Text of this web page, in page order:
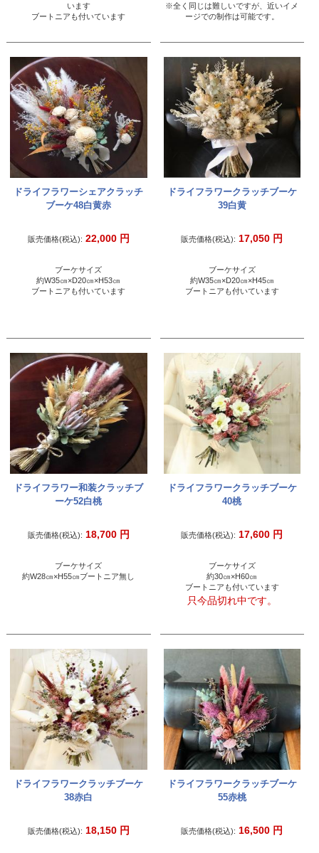
います
ブートニアも付いています
※全く同じは難しいですが、近いイメ
ージでの制作は可能です。
ドライフラワーシェアクラッチ
ブーケ48白黄赤
販売価格(税込): 22,000 円
ブーケサイズ
約W35㎝×D20㎝×H53㎝
ブートニアも付いています
ドライフラワークラッチブーケ
39白黄
販売価格(税込): 17,050 円
ブーケサイズ
約W35㎝×D20㎝×H45㎝
ブートニアも付いています
ドライフラワー和装クラッチブ
ーケ52白桃
販売価格(税込): 18,700 円
ブーケサイズ
約W28㎝×H55㎝ブートニア無し
ドライフラワークラッチブーケ
40桃
販売価格(税込): 17,600 円
ブーケサイズ
約30㎝×H60㎝
ブートニアも付いています
只今品切れ中です。
ドライフラワークラッチブーケ
38赤白
販売価格(税込): 18,150 円
ドライフラワークラッチブーケ
55赤桃
販売価格(税込): 16,500 円